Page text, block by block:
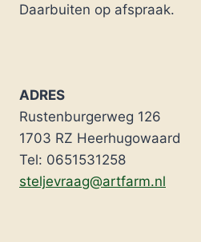
Daarbuiten op afspraak.
ADRES
Rustenburgerweg 126
1703 RZ Heerhugowaard
Tel: 0651531258
steljevraag@artfarm.nl